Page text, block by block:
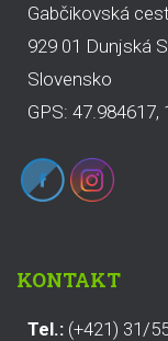
Gabčikovská
929 01 Dunjská
Slovensko
GPS: 47.984617,
KONTAKT
Tel.: (+421) 31/